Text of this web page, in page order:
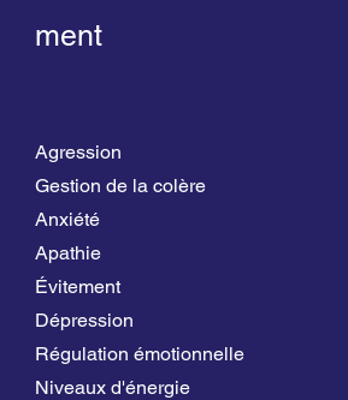
ment
Agression
Gestion de la colère
Anxiété
Apathie
Évitement
Dépression
Régulation émotionnelle
Niveaux d'énergie